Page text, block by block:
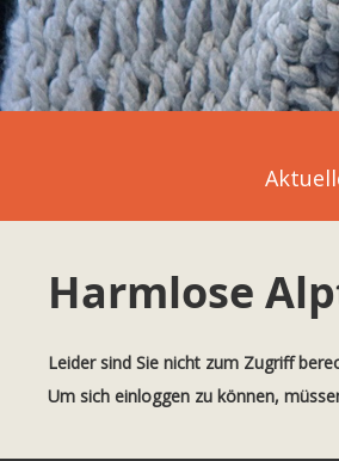
Harmlose
Leider sind Sie nicht zum Zugriff
Um sich einloggen zu können,